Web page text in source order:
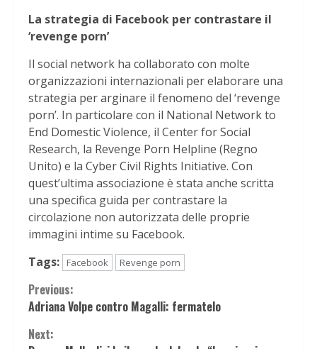
La strategia di Facebook per contrastare il
‘revenge porn’
Il social network ha collaborato con molte
organizzazioni internazionali per elaborare una
strategia per arginare il fenomeno del ‘revenge
porn’. In particolare con il National Network to
End Domestic Violence, il Center for Social
Research, la Revenge Porn Helpline (Regno
Unito) e la Cyber Civil Rights Initiative. Con
quest’ultima associazione è stata anche scritta
una specifica guida per contrastare la
circolazione non autorizzata delle proprie
immagini intime su Facebook.
Tags:
Facebook Revenge porn
Continue
Reading
Previous:
Adriana Volpe contro Magalli: fermatelo
Next: